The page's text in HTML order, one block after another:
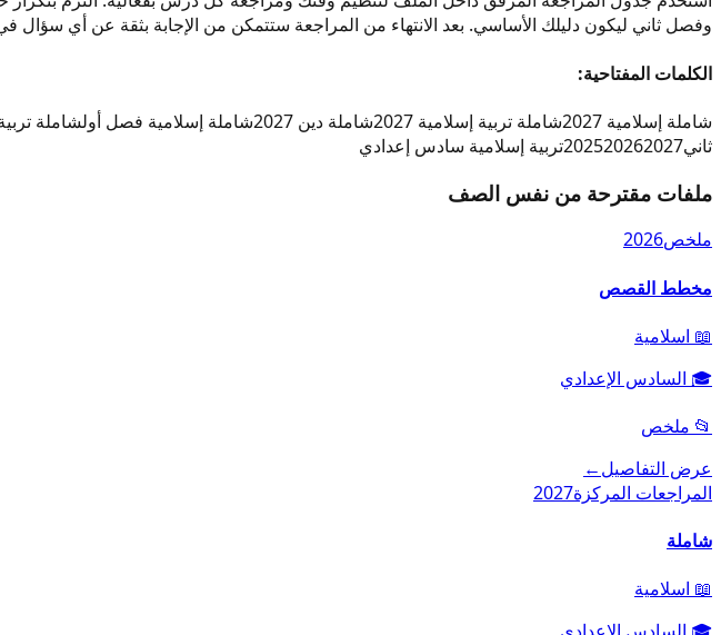
وفصل ثاني ليكون دليلك الأساسي. بعد الانتهاء من المراجعة ستتمكن من الإجابة بثقة عن أي سؤال
الكلمات المفتاحية:
شاملة إسلامية 2027
شاملة تربية إسلامية 2027 شاملة دين 2027 شاملة إسلامية فصل أولشاملة
ثاني
202520262027 تربية إسلامية سادس إعدادي
ملفات مقترحة من نفس الصف
ملخص2026
مخطط القصص
📖 اسلامية
🎓 السادس الإعدادي
📂 ملخص
عرض التفاصيل←
المراجعات المركزة2027
شاملة
📖 اسلامية